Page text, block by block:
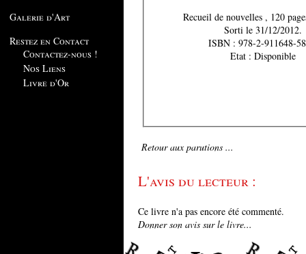
Galerie d'Art
Restez en Contact
Contactez-nous !
Nos Liens
Livre d'Or
Recueil de
Sorti le 31/12/2012.
ISBN : 978-2-911648-
Etat : Disponible
Retour aux parutions ...
L'avis du lecteur :
Ce livre n'a pas encore été commenté.
Donner son avis sur le livre...